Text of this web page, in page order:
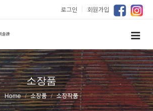
로그인 ｜ 회원가입
소장품
Home 소장품 소장작품